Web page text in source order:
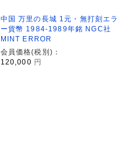
中国 万里の長城 1元・無打刻エラ
ー貨幣 1984-1989年銘 NGC社
MINT ERROR
会員価格(税別)：
120,000 円